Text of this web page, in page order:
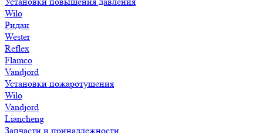
Wilo
Ридан
Wester
Reflex
Flamco
Vandjord
Установки пожаротушения
Wilo
Vandjord
Liancheng
Запчасти и принадлежности